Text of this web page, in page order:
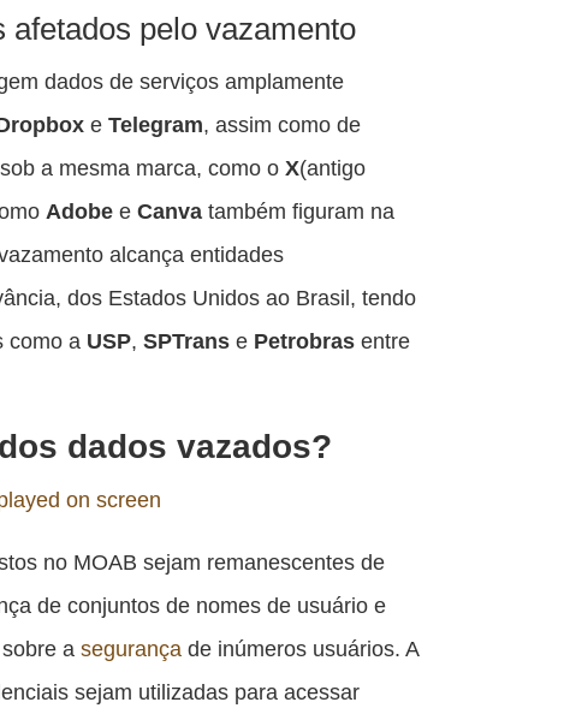
pelo vazamento
dados de serviços amplamente
eTelegram, assim como de
a mesma marca, como oX(antigo
Adobe eCanva também figuram na
alcança entidades
dos Estados Unidos ao Brasil, tendo
como a USP,SPTrans e Petrobras entre
dados vazados?
no MOAB sejam remanescentes de
de conjuntos de nomes de usuário e
sobre asegurança de inúmeros usuários. A
sejam utilizadas para acessar